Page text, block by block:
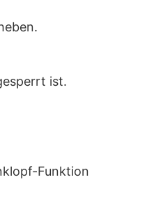
ist.
Funktion